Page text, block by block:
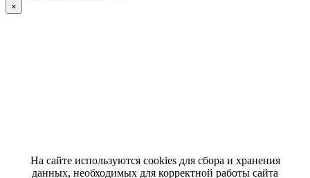
×
На сайте используются cookies для сбора и хранения
данных, необходимых для корректной работы сайта